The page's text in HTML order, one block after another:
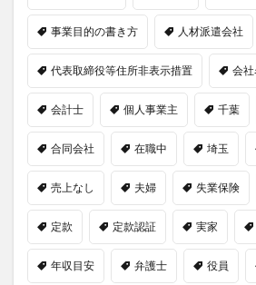
事業目的の書き方 人材派遣会社
代表取締役等住所非表示措置 会社
会計士 個人事業主 千葉
合同会社 在職中 埼玉
売上なし 夫婦 失業保険
定款 定款認証 実家
年収目安 弁護士 役員